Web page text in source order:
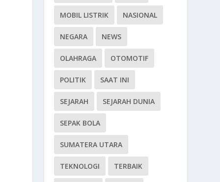
MOBIL LISTRIK NASIONAL
NEGARA NEWS
OLAHRAGA OTOMOTIF
POLITIK SAAT INI
SEJARAH SEJARAH DUNIA
SEPAK BOLA
SUMATERA UTARA
TEKNOLOGI TERBAIK